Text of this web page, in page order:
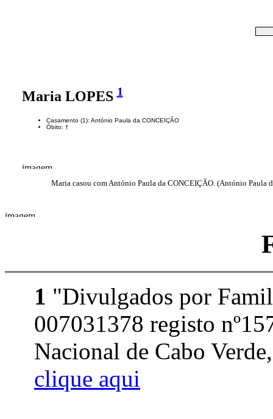
Maria LOPES1
Casamento (1): António Paula da CONCEIÇÃO
Óbito: †
Maria casou com António Paula da CONCEIÇÃO. (António Paula
1 "Divulgados por
007031378 registo
Nacional de Cabo
clique aqui